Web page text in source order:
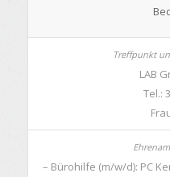
LAB
Tel.:
– Bürohilfe (m/w/d): PC